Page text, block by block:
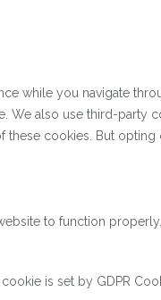
while you navigate
We also use third-
cookies. But
to function
is set by GDPR